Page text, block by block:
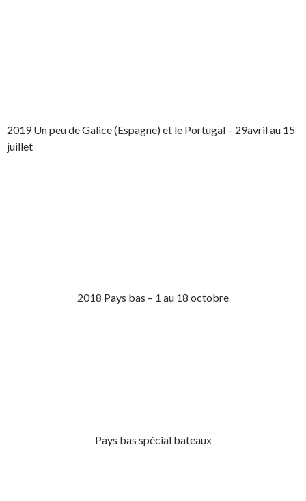
2019 Un peu de Galice (Espagne) et le Portugal – 29avril au 15
juillet
2018 Pays bas – 1 au 18 octobre
Pays bas spécial bateaux